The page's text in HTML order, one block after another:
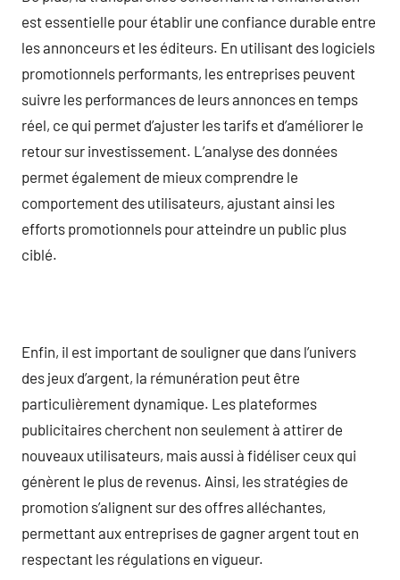
est essentielle pour établir une confiance durable entre
les annonceurs et les éditeurs. En utilisant des logiciels
promotionnels performants, les entreprises peuvent
suivre les performances de leurs annonces en temps
réel, ce qui permet d’ajuster les tarifs et d’améliorer le
retour sur investissement. L’analyse des données
permet également de mieux comprendre le
comportement des utilisateurs, ajustant ainsi les
efforts promotionnels pour atteindre un public plus
ciblé.
Enfin, il est important de souligner que dans l’univers
des jeux d’argent, la rémunération peut être
particulièrement dynamique. Les plateformes
publicitaires cherchent non seulement à attirer de
nouveaux utilisateurs, mais aussi à fidéliser ceux qui
génèrent le plus de revenus. Ainsi, les stratégies de
promotion s’alignent sur des offres alléchantes,
permettant aux entreprises de gagner argent tout en
respectant les régulations en vigueur.